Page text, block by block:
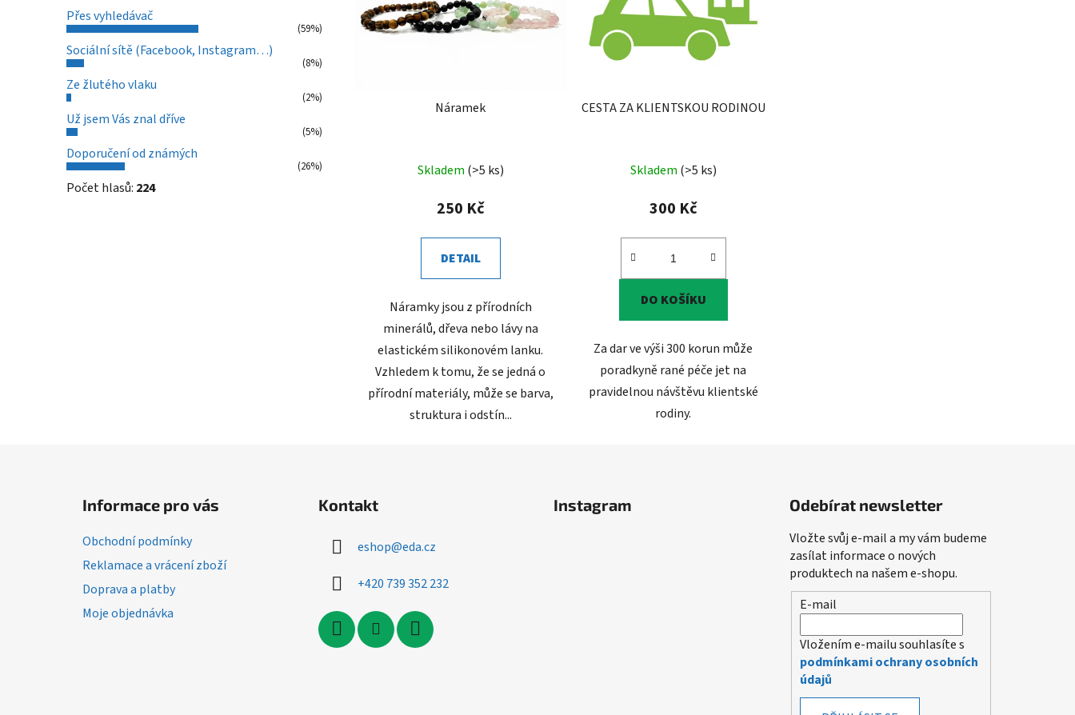
Přes vyhledávač
(59%)
Sociální sítě (Facebook, Instagram…)
(8%)
Ze žlutého vlaku
(2%)
Už jsem Vás znal dříve
(5%)
Doporučení od známých
(26%)
Počet hlasů: 224
Náramek
Skladem (>5 ks)
250 Kč
DETAIL
Náramky jsou z přírodních
minerálů, dřeva nebo lávy na
elastickém silikonovém lanku.
Vzhledem k tomu, že se jedná o
přírodní materiály, může se barva,
struktura i odstín...
CESTA ZA KLIENTSKOU RODINOU
Skladem (>5 ks)
300 Kč
DO KOŠÍKU
Za dar ve výši 300 korun může
poradkyně rané péče jet na
pravidelnou návštěvu klientské
rodiny.
Informace pro vás
Obchodní podmínky
Reklamace a vrácení zboží
Doprava a platby
Moje objednávka
Kontakt
eshop@eda.cz
+420 739 352 232
Instagram Odebírat newsletter
Vložte svůj e-mail a my vám budeme
zasílat informace o nových
produktech na našem e-shopu.
E-mail
Vložením e-mailu souhlasíte s
podmínkami ochrany osobních
údajů